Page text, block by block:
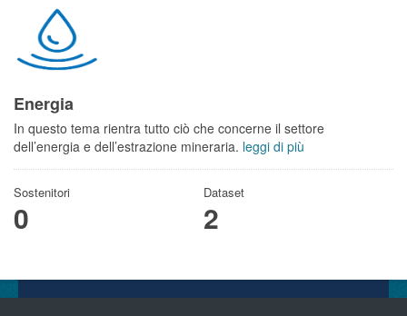
Energia
In questo tema rientra tutto ciò che concerne il settore
dell’energia e dell’estrazione mineraria. leggi di più
Sostenitori
0
Dataset
2